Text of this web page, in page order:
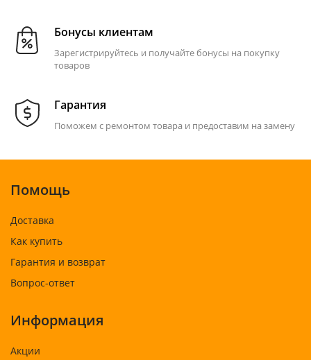
Бонусы клиентам
Зарегистрируйтесь и получайте бонусы на покупку
товаров
Гарантия
Поможем с ремонтом товара и предоставим на замену
Помощь
Доставка
Как купить
Гарантия и возврат
Вопрос-ответ
Информация
Акции